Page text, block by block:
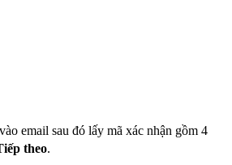
email sau đó lấy mã xác nhận gồm 4
theo.